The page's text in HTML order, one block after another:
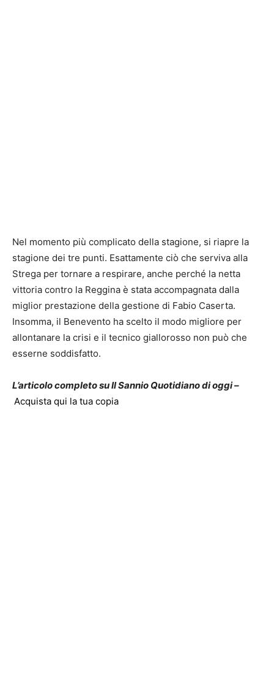
Nel momento più complicato della stagione, si riapre la
stagione dei tre punti. Esattamente ciò che serviva alla
Strega per tornare a respirare, anche perché la netta
vittoria contro la Reggina è stata accompagnata dalla
miglior prestazione della gestione di Fabio Caserta.
Insomma, il Benevento ha scelto il modo migliore per
allontanare la crisi e il tecnico giallorosso non può che
esserne soddisfatto.
L’articolo completo su Il Sannio Quotidiano di oggi –
Acquista qui la tua copia